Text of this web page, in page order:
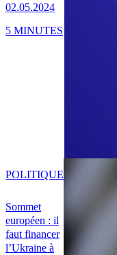
02.05.2024
5 MINUTES
Sommet
européen : il
faut financer
l’Ukraine à
POLITIQUE